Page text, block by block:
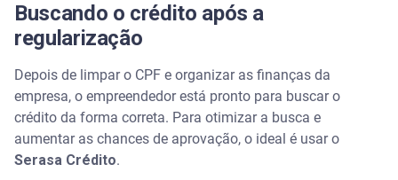
Buscando o crédito após a
regularização
Depois de limpar o CPF e organizar as finanças da
empresa, o empreendedor está pronto para buscar o
crédito da forma correta. Para otimizar a busca e
aumentar as chances de aprovação, o ideal é usar o
Serasa Crédito.